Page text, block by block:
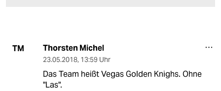
TM Thorsten Michel
23.05.2018, 13:59 Uhr
Das Team heißt Vegas Golden Knighs. Ohne
"Las".